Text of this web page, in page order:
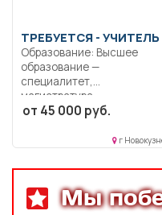
ТРЕБУЕТСЯ - УЧИТЕЛЬ
Образование: Высшее
образование —
специалитет,
магистратура..
Формирование конкретных
от 45 000 руб.
г
Мы